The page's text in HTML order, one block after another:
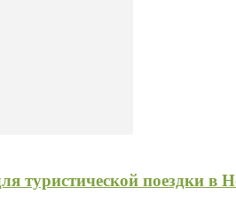
туристической поездки в